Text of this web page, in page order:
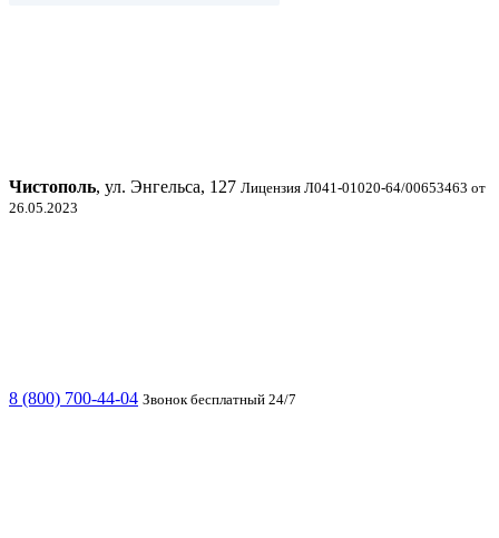
Чистополь, ул. Энгельса, 127 Лицензия Л041-01020-64/00653463 от
26.05.2023
8 (800) 700-44-04 Звонок бесплатный 24/7